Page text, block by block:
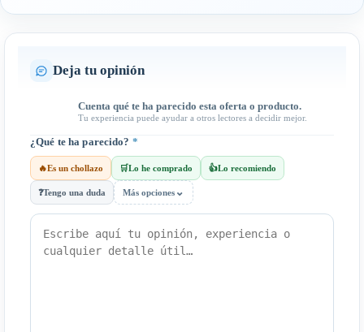
Deja tu opinión
Cuenta qué te ha parecido esta oferta o producto.
Tu experiencia puede ayudar a otros lectores a decidir mejor.
¿Qué te ha parecido? *
🔥Es un chollazo 🛒Lo he comprado 👍Lo recomiendo
❓Tengo una duda Más opciones ⌄